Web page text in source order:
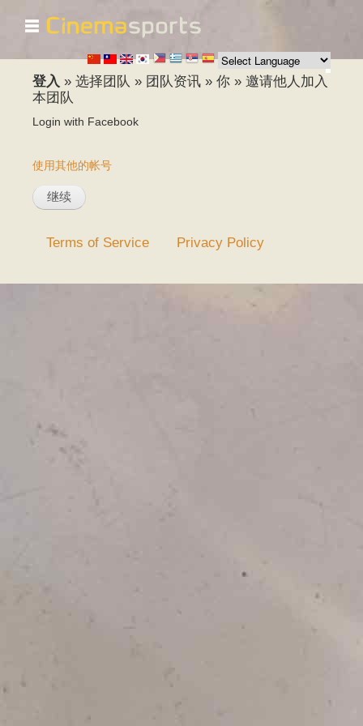
跳
转
到
容
☰
登入 » 选择团队 » 团队资讯 » 你 » 邀请他人加入
本团队
Login with Facebook
使用其他的帐号
Terms of Service Privacy Policy